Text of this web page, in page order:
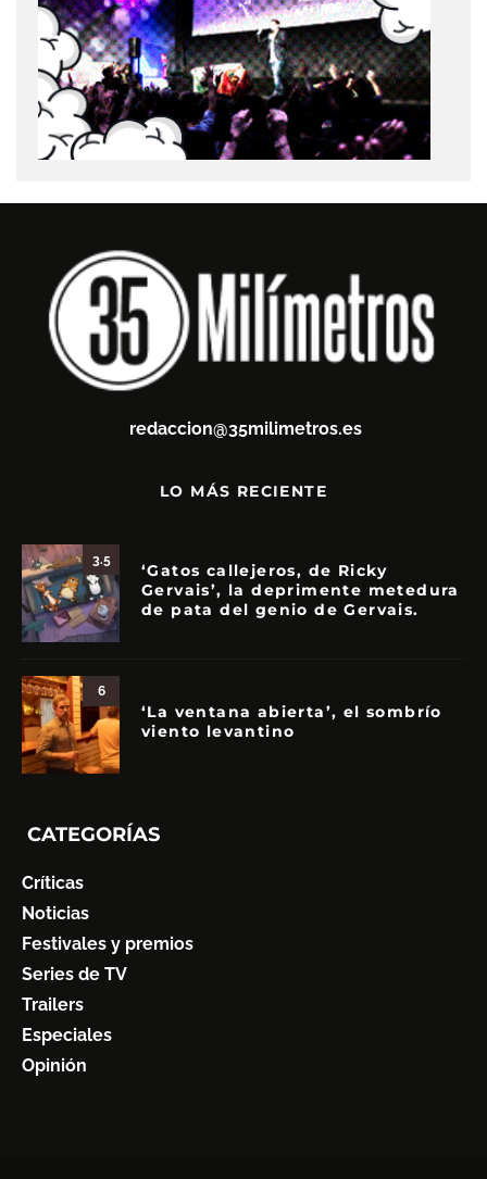
redaccion@35milimetros.es
LO MÁS RECIENTE
3.5
‘Gatos callejeros, de Ricky
Gervais’, la deprimente metedura
de pata del genio de Gervais.
6
‘La ventana abierta’, el sombrío
viento levantino
CATEGORÍAS
Críticas
Noticias
Festivales y premios
Series de TV
Trailers
Especiales
Opinión